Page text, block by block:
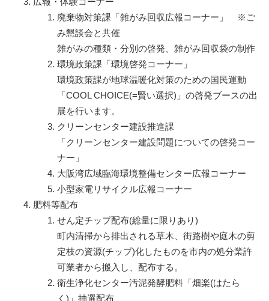
廃棄物対策課「雑がみ回収広報コーナー」 ※ご
み懇談会と共催
雑がみの種類・分別の啓発、雑がみ回収袋の制作
環境政策課「環境啓発コーナー」
環境政策課が地球温暖化対策のための国民運動
「COOL CHOICE(=賢い選択)」の啓発ブースの出
展を行います。
クリーンセンター建設推進課
「クリーンセンター建設問題についての啓発コー
ナー」
大阪湾広域臨海環境整備センター広報コーナー
小型家電リサイクル広報コーナー
肥料等配布
せん定チップ配布(総量に限りあり)
町内清掃から排出される草木、街路樹や庭木の剪
定枝の資源(チップ)化したものを市内の処分業許
可業者から搬入し、配布する。
衛生浄化センター汚泥発酵肥料「畑楽(はたら
く)」抽選配布